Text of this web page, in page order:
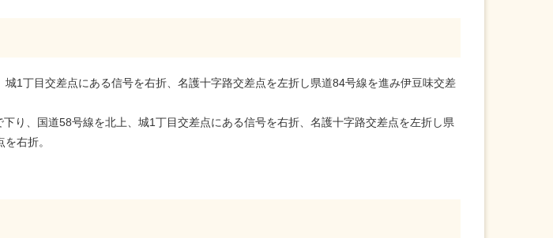
城1丁目交差点にある信号を右折、名護十字路交差点を左折し県道84号線を進み伊豆味交差
り、国道58号線を北上、城1丁目交差点にある信号を右折、名護十字路交差点を左折し県
右折。